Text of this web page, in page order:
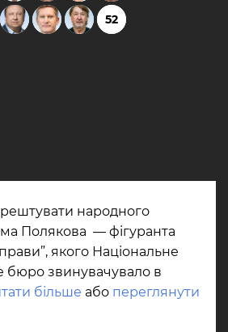
52
народного
Полякова — фігуранта
якого Національне
бюро звинувачувало в
більше або переглянути